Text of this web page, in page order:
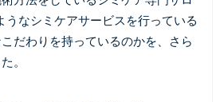
うなシミケアサービスを行っている
だわりを持っているのかを、さら
。